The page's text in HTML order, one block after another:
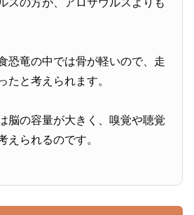
スの方が、アロサウルスよりも
恐竜の中では骨が軽いので、走
たと考えられます。
脳の容量が大きく、嗅覚や聴覚
えられるのです。